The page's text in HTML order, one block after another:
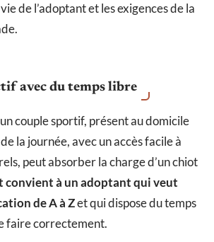
de l’adoptant et les exigences de la
avec du temps libre
couple sportif, présent au domicile
la journée, avec un accès facile à
peut absorber la charge d’un chiot
convient à un adoptant qui veut
de A à Zet qui dispose du temps
faire correctement.